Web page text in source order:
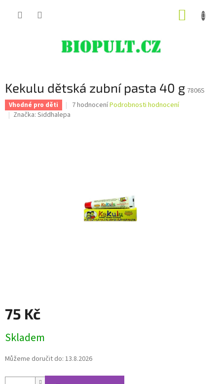
Kekulu dětská zubní pasta 40 g 7806S
Vhodné pro děti
Průměrné
7 hodnoceníPodrobnosti hodnocení
Značka: Siddhalepa
75 Kč
cena:
Skladem
Můžeme doručit do: 13.8.2026